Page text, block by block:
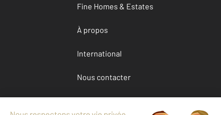
Fine Homes & Estates
À propos
International
Nous contacter